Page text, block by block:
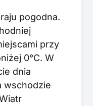
pogodna.
przy
0°C. W
dnia
wschodzie